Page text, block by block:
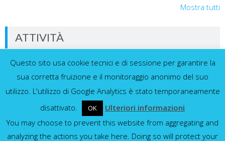
Mostra tutti
ATTIVITÀ
Dati in tempo reale dalla nostra rete di
sensori
Idrometri e pluviometri
Questo sito usa cookie tecnici e di sessione per garantire la
sua corretta fruizione e il monitoraggio anonimo del suo
utilizzo. L'utilizzo di Google Analytics è stato temporaneamente
disattivato.
OK
Ulteriori informazioni
You may choose to prevent this website from aggregating and
analyzing the actions you take here. Doing so will protect your